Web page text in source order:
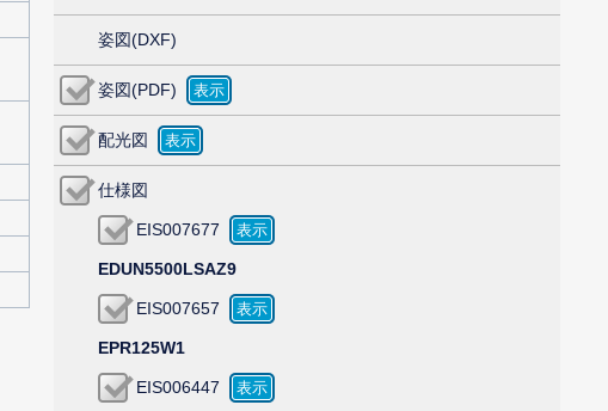
姿図(DXF)
姿図(PDF)
配光図
仕様図
EIS007677
EDUN5500LSAZ9
EIS007657
EPR125W1
EIS006447